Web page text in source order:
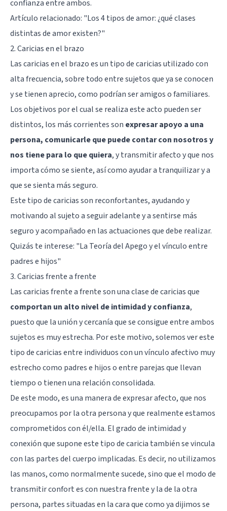
confianza entre ambos.
Artículo relacionado: "Los 4 tipos de amor: ¿qué clases
distintas de amor existen?"
2. Caricias en el brazo
Las caricias en el brazo es un tipo de caricias utilizado con
alta frecuencia, sobre todo entre sujetos que ya se conocen
y se tienen aprecio, como podrían ser amigos o familiares.
Los objetivos por el cual se realiza este acto pueden ser
distintos, los más corrientes son expresar apoyo a una
persona, comunicarle que puede contar con nosotros y
nos tiene para lo que quiera, y transmitir afecto y que nos
importa cómo se siente, así como ayudar a tranquilizar y a
que se sienta más seguro.
Este tipo de caricias son reconfortantes, ayudando y
motivando al sujeto a seguir adelante y a sentirse más
seguro y acompañado en las actuaciones que debe realizar.
Quizás te interese: "La Teoría del Apego y el vínculo entre
padres e hijos"
3. Caricias frente a frente
Las caricias frente a frente son una clase de caricias que
comportan un alto nivel de intimidad y confianza,
puesto que la unión y cercanía que se consigue entre ambos
sujetos es muy estrecha. Por este motivo, solemos ver este
tipo de caricias entre individuos con un vínculo afectivo muy
estrecho como padres e hijos o entre parejas que llevan
tiempo o tienen una relación consolidada.
De este modo, es una manera de expresar afecto, que nos
preocupamos por la otra persona y que realmente estamos
comprometidos con él/ella. El grado de intimidad y
conexión que supone este tipo de caricia también se vincula
con las partes del cuerpo implicadas. Es decir, no utilizamos
las manos, como normalmente sucede, sino que el modo de
transmitir confort es con nuestra frente y la de la otra
persona, partes situadas en la cara que como ya dijimos se